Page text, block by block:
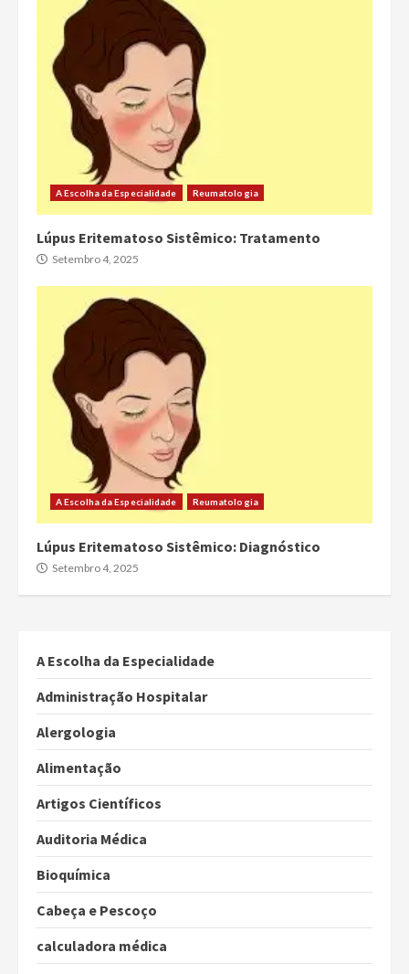
A Escolha da Especialidade Reumatologia
Lúpus Eritematoso Sistêmico: Tratamento
Setembro 4, 2025
A Escolha da Especialidade Reumatologia
Lúpus Eritematoso Sistêmico: Diagnóstico
Setembro 4, 2025
A Escolha da Especialidade
Administração Hospitalar
Alergologia
Alimentação
Artigos Científicos
Auditoria Médica
Bioquímica
Cabeça e Pescoço
calculadora médica